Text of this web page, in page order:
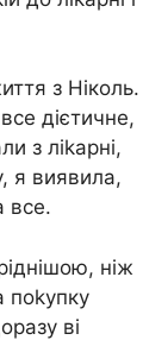
з Ніколь.
дієтичне,
з ліkарні,
я виявила,
все.
ніж
поkупку
ві